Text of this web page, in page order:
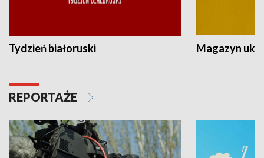
Tydzień białoruski Magazyn
REPORTAŻE